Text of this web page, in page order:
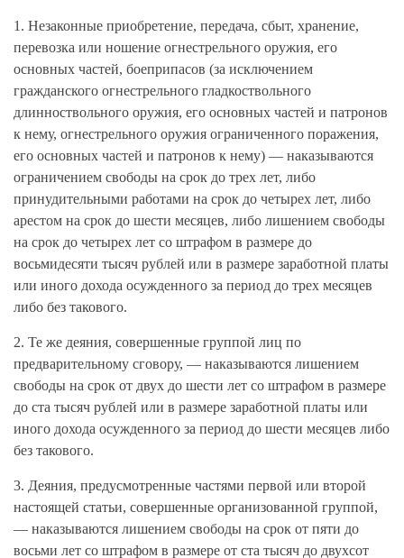
1. Незаконные приобретение, передача, сбыт, хранение,
перевозка или ношение огнестрельного оружия, его
основных частей, боеприпасов (за исключением
гражданского огнестрельного гладкоствольного
длинноствольного оружия, его основных частей и патронов
к нему, огнестрельного оружия ограниченного поражения,
его основных частей и патронов к нему) — наказываются
ограничением свободы на срок до трех лет, либо
принудительными работами на срок до четырех лет, либо
арестом на срок до шести месяцев, либо лишением свободы
на срок до четырех лет со штрафом в размере до
восьмидесяти тысяч рублей или в размере заработной платы
или иного дохода осужденного за период до трех месяцев
либо без такового.
2. Те же деяния, совершенные группой лиц по
предварительному сговору, — наказываются лишением
свободы на срок от двух до шести лет со штрафом в размере
до ста тысяч рублей или в размере заработной платы или
иного дохода осужденного за период до шести месяцев либо
без такового.
3. Деяния, предусмотренные частями первой или второй
настоящей статьи, совершенные организованной группой,
— наказываются лишением свободы на срок от пяти до
восьми лет со штрафом в размере от ста тысяч до двухсот